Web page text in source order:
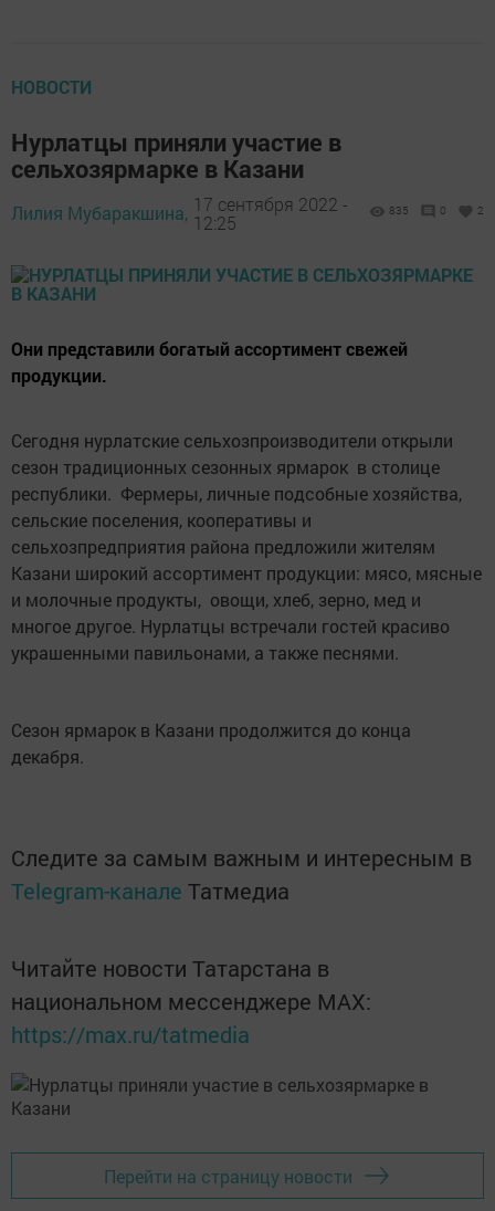
НОВОСТИ
Нурлатцы приняли участие в
сельхозярмарке в Казани
Лилия Мубаракшина, 17 сентября 2022 -
12:25
835 0 2
Они представили богатый ассортимент свежей
продукции.
Сегодня нурлатские сельхозпроизводители открыли
сезон традиционных сезонных ярмарок в столице
республики. Фермеры, личные подсобные хозяйства,
сельские поселения, кооперативы и
сельхозпредприятия района предложили жителям
Казани широкий ассортимент продукции: мясо, мясные
и молочные продукты, овощи, хлеб, зерно, мед и
многое другое. Нурлатцы встречали гостей красиво
украшенными павильонами, а также песнями.
Сезон ярмарок в Казани продолжится до конца
декабря.
Следите за самым важным и интересным в
Telegram-канале Татмедиа
Читайте новости Татарстана в
национальном мессенджере MАХ:
https://max.ru/tatmedia
Перейти на страницу новости